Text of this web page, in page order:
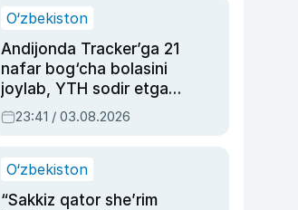
O‘zbekiston
Andijonda Tracker’ga 21
nafar bog‘cha bolasini
joylab, YTH sodir etgan
ayolga sud hukmi o‘qildi
23:41 / 03.08.2026
O‘zbekiston
“Sakkiz qator she’rim